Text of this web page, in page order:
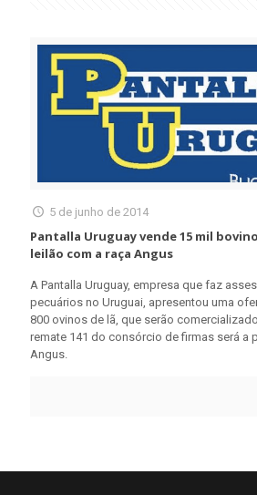
5 de junho de 2014
Pantalla Uruguay vende 15 mil
leilão com a raça Angus
A Pantalla Uruguay, empresa que faz
pecuários no Uruguai, apresentou uma
800 ovinos de lã, que serão
remate 141 do consórcio de firmas será a
Angus.